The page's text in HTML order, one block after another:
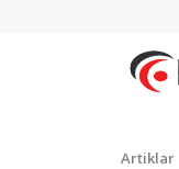
Artiklar